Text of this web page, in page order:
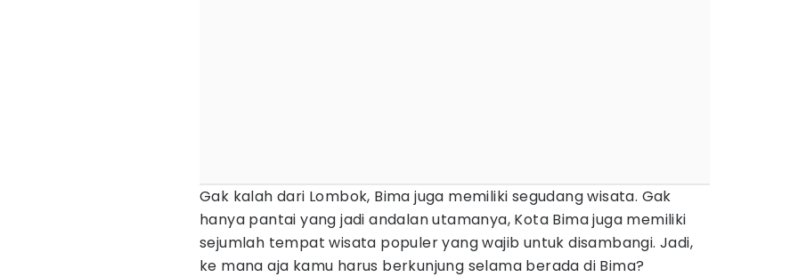
Gak kalah dari Lombok, Bima juga memiliki segudang wisata. Gak
hanya pantai yang jadi andalan utamanya, Kota Bima juga memiliki
sejumlah tempat wisata populer yang wajib untuk disambangi. Jadi,
ke mana aja kamu harus berkunjung selama berada di Bima?